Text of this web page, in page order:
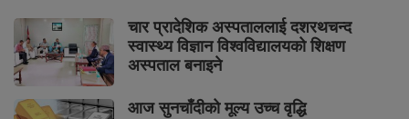
चार प्रादेशिक अस्पताललाई दशरथचन्द
स्वास्थ्य विज्ञान विश्वविद्यालयको शिक्षण
अस्पताल बनाइने
आज सुनचाँदीको मूल्य उच्च वृद्धि